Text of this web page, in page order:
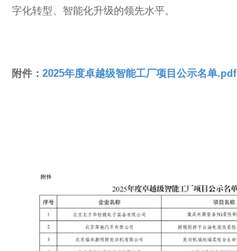
字化转型、智能化升级的领先水平。
附件： 2025年度卓越级智能工厂项目公示名单.pdf